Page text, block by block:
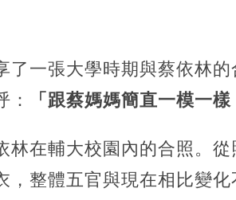
一張大學時期與蔡依林
： 「跟蔡媽媽簡直一模一樣
在輔大校園內的合照。從
整體五官與現在相比變化